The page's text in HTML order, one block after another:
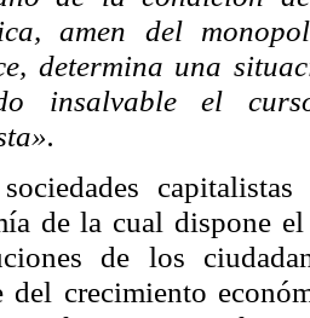
amen del
determina una
insalvable el
de la cual dispone
de los
del crecimiento